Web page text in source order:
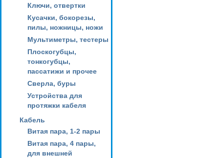
Ключи, отвертки
Кусачки, бокорезы,
пилы, ножницы, ножи
Мультиметры, тестеры
Плоскогубцы,
тонкогубцы,
пассатижи и прочее
Сверла, буры
Устройства для
протяжки кабеля
Кабель
Витая пара, 1-2 пары
Витая пара, 4 пары,
для внешней